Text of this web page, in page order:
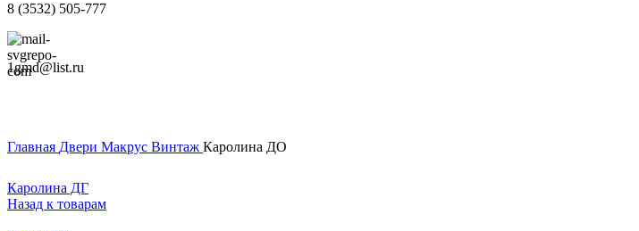
8 (3532) 505-777
1gmd@list.ru
Главная Двери Макрус Винтаж Каролина ДО
Каролина ДГ
Назад к товарам